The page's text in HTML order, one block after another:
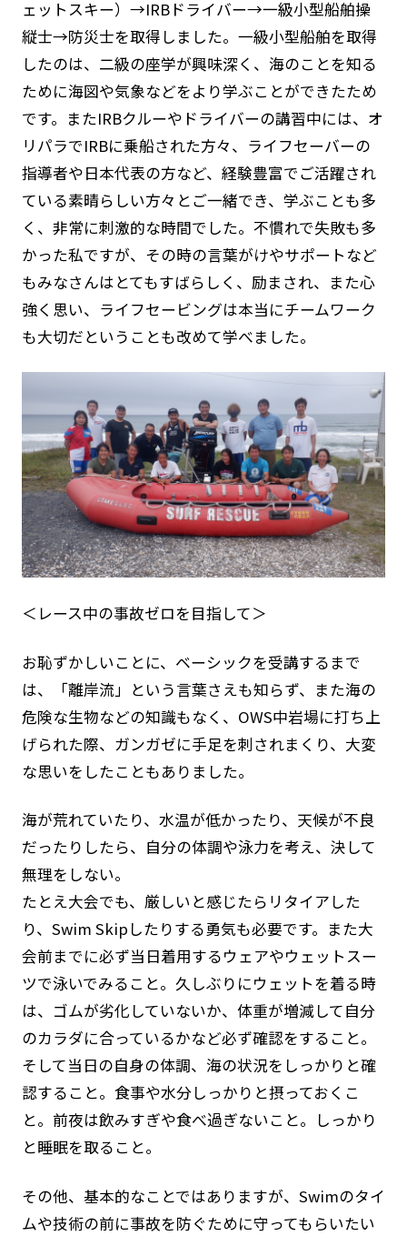
ェットスキー）→IRBドライバー→一級小型船舶操
縦士→防災士を取得しました。一級小型船舶を取得
したのは、二級の座学が興味深く、海のことを知る
ために海図や気象などをより学ぶことができたため
です。またIRBクルーやドライバーの講習中には、オ
リパラでIRBに乗船された方々、ライフセーバーの
指導者や日本代表の方など、経験豊富でご活躍され
ている素晴らしい方々とご一緒でき、学ぶことも多
く、非常に刺激的な時間でした。不慣れで失敗も多
かった私ですが、その時の言葉がけやサポートなど
もみなさんはとてもすばらしく、励まされ、また心
強く思い、ライフセービングは本当にチームワーク
も大切だということも改めて学べました。
＜レース中の事故ゼロを目指して＞
お恥ずかしいことに、ベーシックを受講するまで
は、「離岸流」という言葉さえも知らず、また海の
危険な生物などの知識もなく、OWS中岩場に打ち上
げられた際、ガンガゼに手足を刺されまくり、大変
な思いをしたこともありました。
海が荒れていたり、水温が低かったり、天候が不良
だったりしたら、自分の体調や泳力を考え、決して
無理をしない。
たとえ大会でも、厳しいと感じたらリタイアした
り、Swim Skipしたりする勇気も必要です。また大
会前までに必ず当日着用するウェアやウェットスー
ツで泳いでみること。久しぶりにウェットを着る時
は、ゴムが劣化していないか、体重が増減して自分
のカラダに合っているかなど必ず確認をすること。
そして当日の自身の体調、海の状況をしっかりと確
認すること。食事や水分しっかりと摂っておくこ
と。前夜は飲みすぎや食べ過ぎないこと。しっかり
と睡眠を取ること。
その他、基本的なことではありますが、Swimのタイ
ムや技術の前に事故を防ぐために守ってもらいたい